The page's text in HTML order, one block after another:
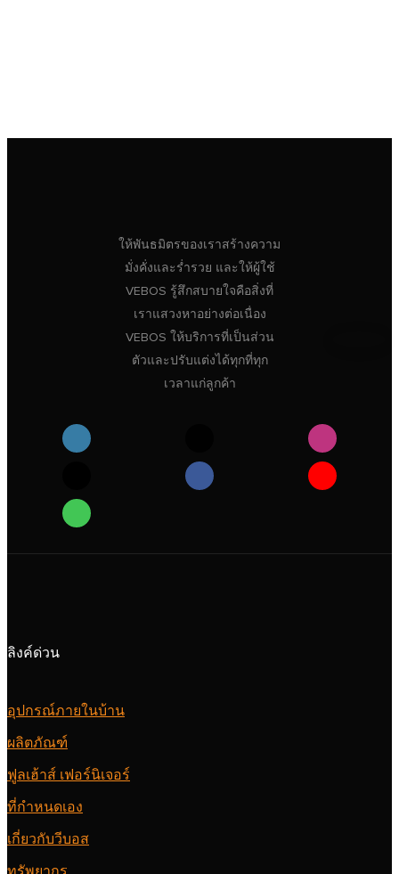
ให้พันธมิตรของเราสร้างความ
มั่งคั่งและร่ำรวย และให้ผู้ใช้
VEBOS รู้สึกสบายใจคือสิ่งที่
เราแสวงหาอย่างต่อเนื่อง
VEBOS ให้บริการที่เป็นส่วน
ตัวและปรับแต่งได้ทุกที่ทุก
เวลาแก่ลูกค้า
ลิงค์ด่วน
อุปกรณ์ภายในบ้าน
ผลิตภัณฑ์
ฟูลเฮ้าส์ เฟอร์นิเจอร์
ที่กำหนดเอง
เกี่ยวกับวีบอส